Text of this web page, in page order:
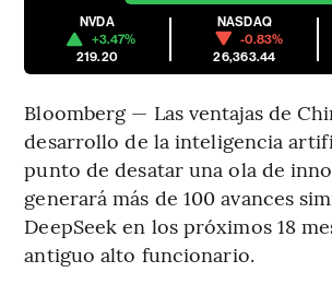
NVDA
+3.47%
219.20
NASDAQ
-0.83%
26,363.44
Bloomberg — Las ventajas de
desarrollo de la inteligencia
punto de desatar una ola de
generará más de 100 avances
DeepSeek en los próximos 18
antiguo alto funcionario.